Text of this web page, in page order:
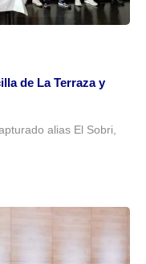
de La Terraza y
alias El Sobri,